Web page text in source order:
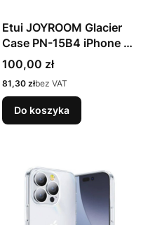
Etui JOYROOM Glacier
Case PN-15B4 iPhone 15
Pro Max (przezroczyste)
Cena
100,00 zł
Cena
81,30 złbez VAT
Do koszyka